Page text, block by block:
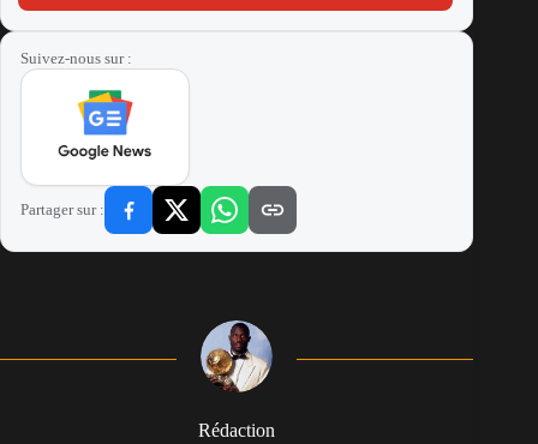
Suivez-nous sur :
Partager sur :
Rédaction